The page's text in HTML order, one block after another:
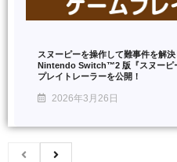
スヌーピーを操作して難事件を解
Nintendo Switch™2 版『スヌーピ
プレイトレーラーを公開！
2026年3月26日